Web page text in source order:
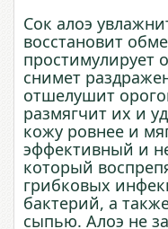
Сок алоэ
восстановит
простимулирует
снимет
отшелушит
размягчит их и
кожу ровнее и
эффективный и
который
грибковых
бактерий, а
сыпью. Алоэ не